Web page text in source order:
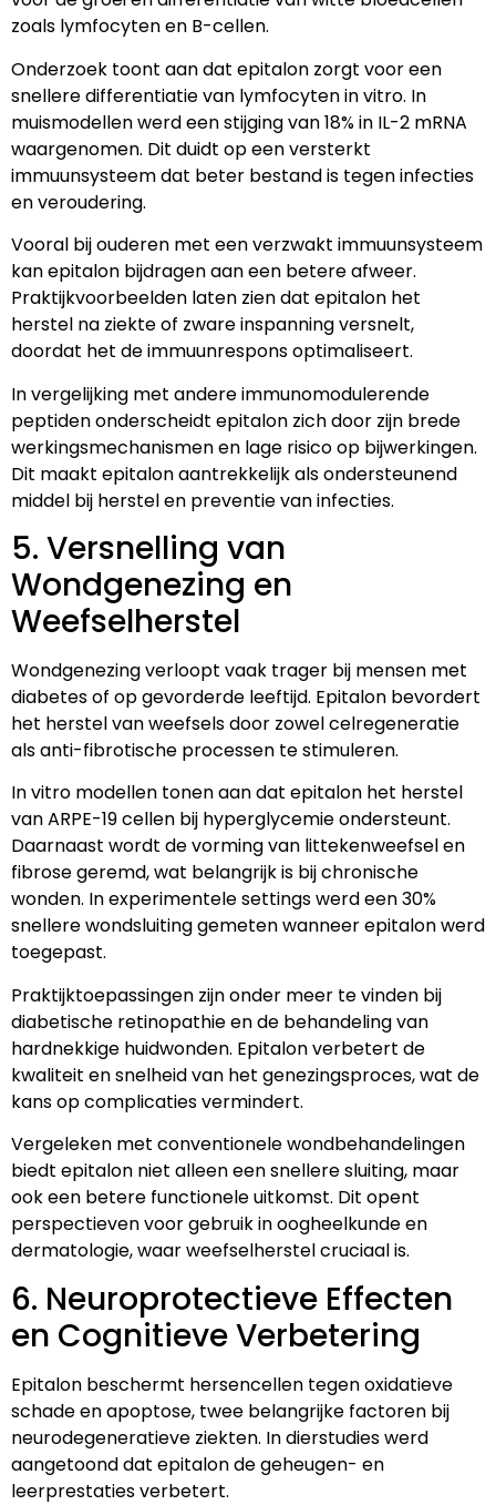
zoals lymfocyten en B-cellen.
Onderzoek toont aan dat epitalon zorgt voor een
snellere differentiatie van lymfocyten in vitro. In
muismodellen werd een stijging van 18% in IL-2 mRNA
waargenomen. Dit duidt op een versterkt
immuunsysteem dat beter bestand is tegen infecties
en veroudering.
Vooral bij ouderen met een verzwakt immuunsysteem
kan epitalon bijdragen aan een betere afweer.
Praktijkvoorbeelden laten zien dat epitalon het
herstel na ziekte of zware inspanning versnelt,
doordat het de immuunrespons optimaliseert.
In vergelijking met andere immunomodulerende
peptiden onderscheidt epitalon zich door zijn brede
werkingsmechanismen en lage risico op bijwerkingen.
Dit maakt epitalon aantrekkelijk als ondersteunend
middel bij herstel en preventie van infecties.
5. Versnelling van
Wondgenezing en
Weefselherstel
Wondgenezing verloopt vaak trager bij mensen met
diabetes of op gevorderde leeftijd. Epitalon bevordert
het herstel van weefsels door zowel celregeneratie
als anti-fibrotische processen te stimuleren.
In vitro modellen tonen aan dat epitalon het herstel
van ARPE-19 cellen bij hyperglycemie ondersteunt.
Daarnaast wordt de vorming van littekenweefsel en
fibrose geremd, wat belangrijk is bij chronische
wonden. In experimentele settings werd een 30%
snellere wondsluiting gemeten wanneer epitalon werd
toegepast.
Praktijktoepassingen zijn onder meer te vinden bij
diabetische retinopathie en de behandeling van
hardnekkige huidwonden. Epitalon verbetert de
kwaliteit en snelheid van het genezingsproces, wat de
kans op complicaties vermindert.
Vergeleken met conventionele wondbehandelingen
biedt epitalon niet alleen een snellere sluiting, maar
ook een betere functionele uitkomst. Dit opent
perspectieven voor gebruik in oogheelkunde en
dermatologie, waar weefselherstel cruciaal is.
6. Neuroprotectieve Effecten
en Cognitieve Verbetering
Epitalon beschermt hersencellen tegen oxidatieve
schade en apoptose, twee belangrijke factoren bij
neurodegeneratieve ziekten. In dierstudies werd
aangetoond dat epitalon de geheugen- en
leerprestaties verbetert.